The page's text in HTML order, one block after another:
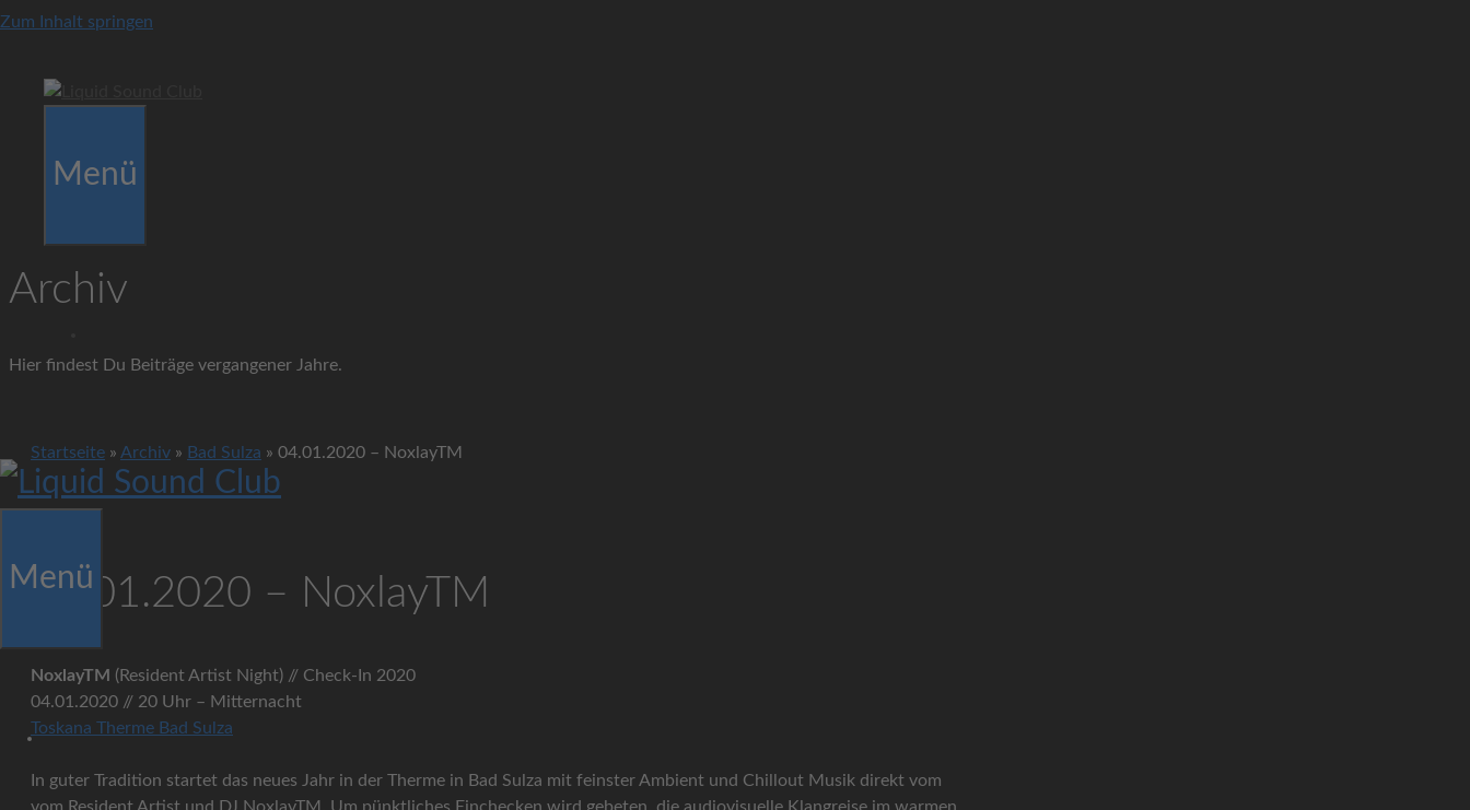
Zum Inhalt springen
Menü
Menü
Archiv
Hier findest Du Beiträge vergangener Jahre.
Startseite » Archiv » Bad Sulza » 04.01.2020 – NoxlayTM
04.01.2020 – NoxlayTM
NoxlayTM (Resident Artist Night) // Check-In 2020
04.01.2020 // 20 Uhr – Mitternacht
Toskana Therme Bad Sulza
In guter Tradition startet das neues Jahr in der Therme in Bad Sulza mit feinster Ambient und Chillout Musik direkt vom